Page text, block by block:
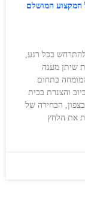
המקצוע המושלם
בכל רגע,
שיתן מענה
בתחום
והצנרת בבית
הבחירה של
את הלחץ